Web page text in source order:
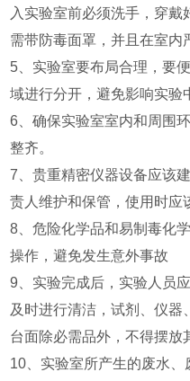
入实验室前必须洗手，穿戴
需带防毒面罩，并且在室内
5、实验室要布局合理，要
域进行分开，避免影响实验
6、确保实验室室内和周围
整齐。
7、贵重精密仪器设备应该
责人维护和保管，使用时应
8、危险化学品和易制毒化
操作，避免发生意外事故
9、实验完成后，实验人员
及时进行清洁，试剂、仪
台面除必需品外，不得摆放
10、实验室所产生的废水